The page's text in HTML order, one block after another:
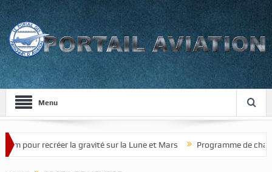
Menu
pour recréer la gravité sur la Lune et Mars Programme de